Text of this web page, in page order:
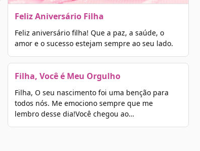
Feliz Aniversário Filha
Feliz aniversário filha! Que a paz, a saúde, o
amor e o sucesso estejam sempre ao seu lado.
Filha, Você é Meu Orgulho
Filha, O seu nascimento foi uma benção para
todos nós. Me emociono sempre que me
lembro desse dia!Você chegou ao…